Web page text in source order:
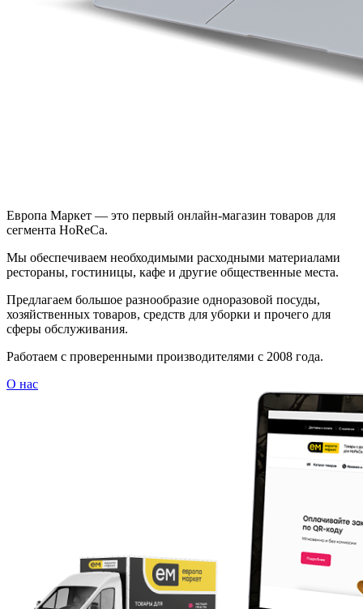
Европа Маркет — это первый онлайн-магазин товаров для
сегмента HoReCa.
Мы обеспечиваем необходимыми расходными материалами
рестораны, гостиницы, кафе и другие общественные места.
Предлагаем большое разнообразие одноразовой посуды,
хозяйственных товаров, средств для уборки и прочего для
сферы обслуживания.
Работаем с проверенными производителями с 2008 года.
О нас